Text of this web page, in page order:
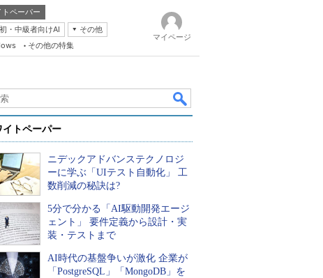
トペーパー
初・中級者向けAI
その他
その他の特集
マイページ
イトペーパー
ニデックアドバンステクノロジ
ーに学ぶ「UIテスト自動化」 工
数削減の秘訣は?
5分で分かる「AI駆動開発エージ
ェント」 要件定義から設計・実
装・テストまで
AI時代の基盤争いが激化 企業が
「PostgreSQL」「MongoDB」を